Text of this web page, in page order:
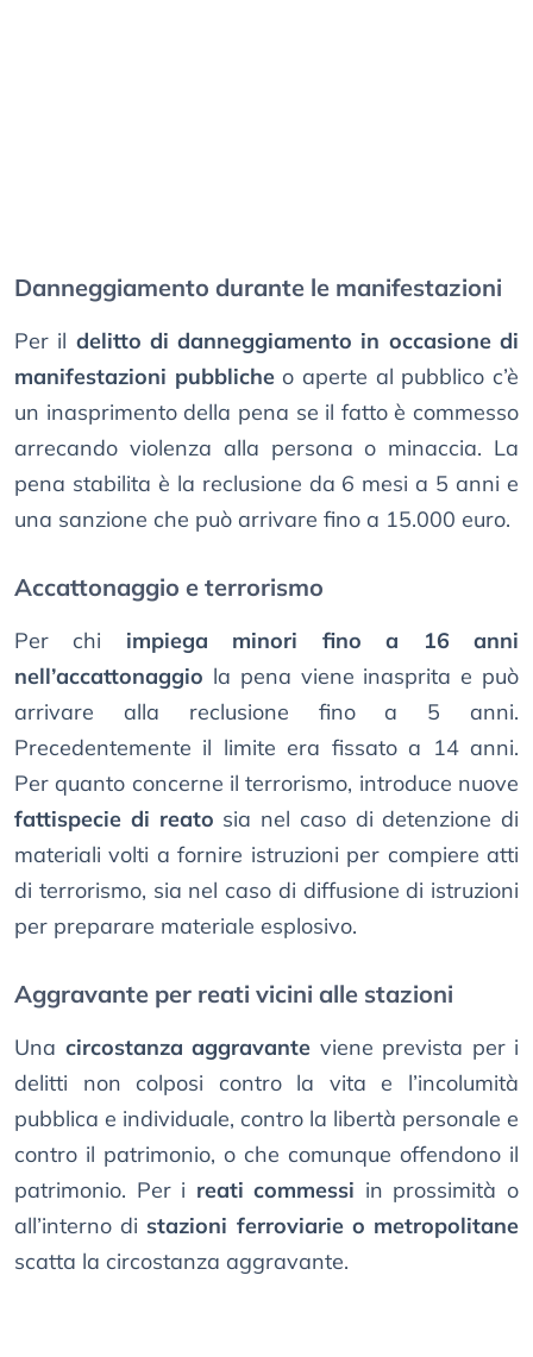
Danneggiamento durante le manifestazioni
Per il delitto di danneggiamento in occasione di
manifestazioni pubblicheo aperte al pubblico c’è
un inasprimento della pena se il fatto è commesso
arrecando violenza alla persona o minaccia. La
pena stabilita è la reclusione da 6 mesi a 5 anni e
una sanzione che può arrivare fino a 15.000 euro.
Accattonaggio e terrorismo
Per chi impiega minori fino a 16 anni
nell’accattonaggio la pena viene inasprita e può
arrivare alla reclusione fino a 5 anni.
Precedentemente il limite era fissato a 14 anni.
Per quanto concerne il terrorismo, introduce nuove
fattispecie di reato sia nel caso di detenzione di
materiali volti a fornire istruzioni per compiere atti
di terrorismo, sia nel caso di diffusione di istruzioni
per preparare materiale esplosivo.
Aggravante per reati vicini alle stazioni
Una circostanza aggravante viene prevista per i
delitti non colposi contro la vita e l’incolumità
pubblica e individuale, contro la libertà personale e
contro il patrimonio, o che comunque offendono il
patrimonio. Per i reati commessi in prossimità o
all’interno di stazioni ferroviarie o metropolitane
scatta la circostanza aggravante.